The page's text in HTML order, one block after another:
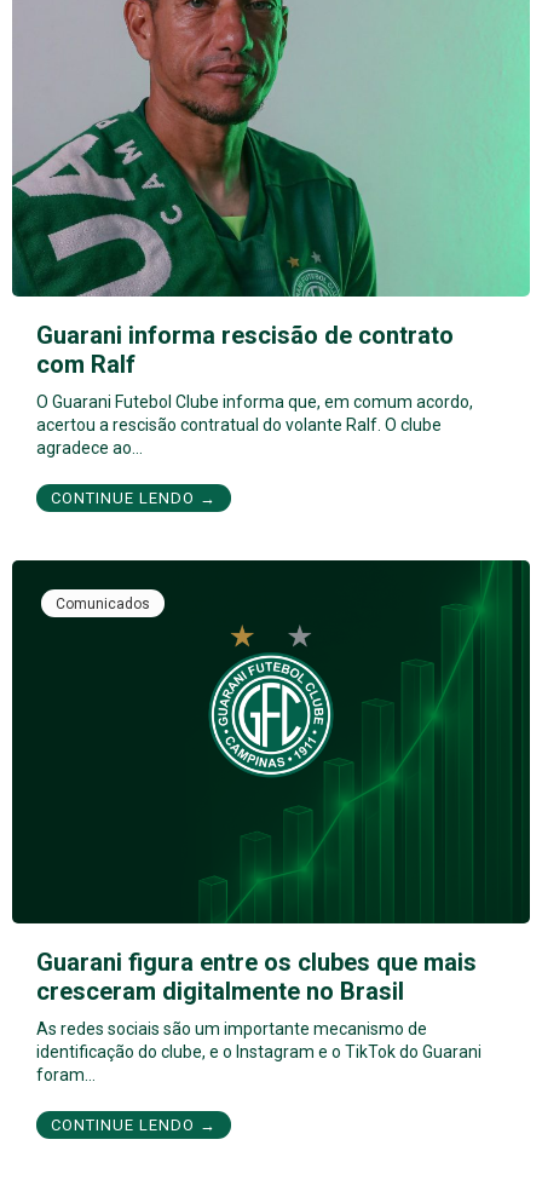
Guarani informa rescisão de contrato
com Ralf
O Guarani Futebol Clube informa que, em comum acordo,
acertou a rescisão contratual do volante Ralf. O clube
agradece ao…
CONTINUE LENDO →
Comunicados
Guarani figura entre os clubes que mais
cresceram digitalmente no Brasil
As redes sociais são um importante mecanismo de
identificação do clube, e o Instagram e o TikTok do Guarani
foram…
CONTINUE LENDO →